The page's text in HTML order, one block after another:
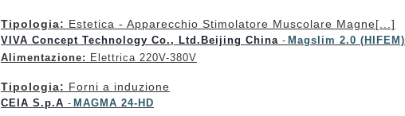
Tipologia: Estetica - Apparecchio Stimolatore Muscolare Magne[...]
VIVA Concept Technology Co., Ltd.Beijing China - Magslim 2.0 (HIFEM)
Alimentazione: Elettrica 220V-380V
Tipologia: Forni a induzione
CEIA S.p.A - MAGMA 24-HD